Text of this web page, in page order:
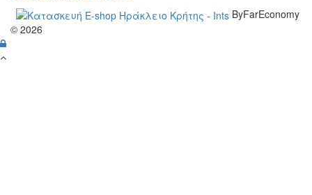
ByFarEconomy
© 2026